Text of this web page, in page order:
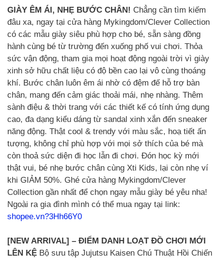
GIÀY ÊM ÁI, NHẸ BƯỚC CHÂN! Chẳng cần tìm kiếm
đâu xa, ngay tại cửa hàng Mykingdom/Clever Collection
có các mẫu giày siêu phù hợp cho bé, sẵn sàng đồng
hành cùng bé từ trường đến xuống phố vui chơi. Thỏa
sức vận động, tham gia mọi hoạt động ngoài trời vì giày
xinh sở hữu chất liệu có độ bền cao lại vô cùng thoáng
khí. Bước chân luôn êm ái nhờ có đệm đế hỗ trợ bàn
chân, mang đến cảm giác thoải mái, nhẹ nhàng. Thêm
sành điệu & thời trang với các thiết kế có tính ứng dụng
cao, đa dạng kiểu dáng từ sandal xinh xắn đến sneaker
năng động. Thật cool & trendy với màu sắc, hoạ tiết ấn
tượng, không chỉ phù hợp với mọi sở thích của bé mà
còn thoả sức diện đi học lẫn đi chơi. Đón học kỳ mới
thật vui, bé nhẹ bước chân cùng Xti Kids, lại còn nhẹ ví
khi GIẢM 50%. Ghé cửa hàng Mykingdom/Clever
Collection gần nhất để chọn ngay mẫu giày bé yêu nha!
Ngoài ra gia đình mình có thể mua ngay tại link:
shopee.vn?3Hh66Y0
[NEW ARRIVAL] – ĐIỂM DANH LOẠT ĐỒ CHƠI MỚI
LÊN KỆ Bộ sưu tập Jujutsu Kaisen Chú Thuật Hồi Chiến